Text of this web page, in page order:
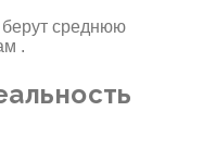
среднюю
.